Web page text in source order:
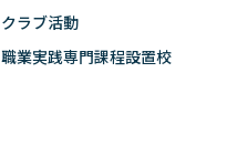
クラブ活動
職業実践専門課程設置校